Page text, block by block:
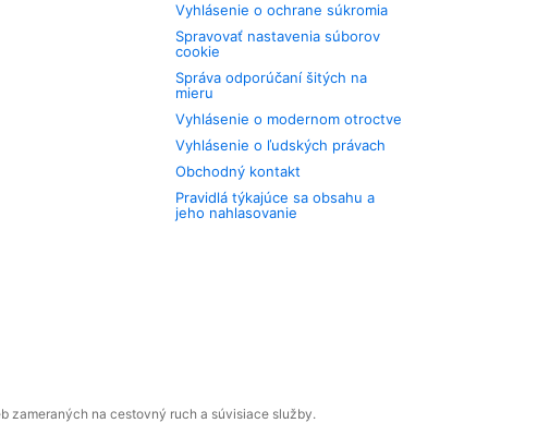
Vyhlásenie o ochrane súkromia
Spravovať nastavenia súborov
cookie
Správa odporúčaní šitých na
mieru
Vyhlásenie o modernom otroctve
Vyhlásenie o ľudských právach
Obchodný kontakt
Pravidlá týkajúce sa obsahu a
jeho nahlasovanie
zameraných na cestovný ruch a súvisiace služby.